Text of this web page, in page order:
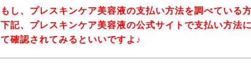
もし、プレスキンケア美容液の支払い方法を調べている方
下記、プレスキンケア美容液の公式サイトで支払い方法
て確認されてみるといいですよ♪